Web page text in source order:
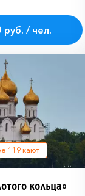
руб. / чел.
119 кают
кольца»